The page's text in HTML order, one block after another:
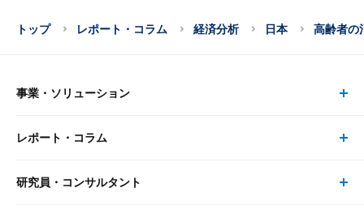
トップ レポート・コラム 経済分析 日本 高齢者の
事業・ソリューション
事業・ソリューション トップ
リサーチ
レポート・コラム
レポート・コラム トップ
研究員・コンサルタント